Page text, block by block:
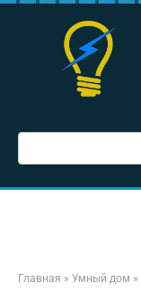
Перейти
Поиск:
Главная » Умный дом »